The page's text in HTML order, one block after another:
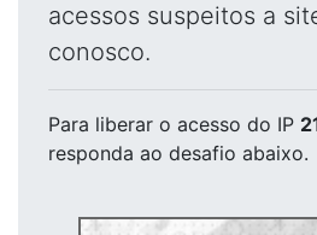
acessos suspeitos a
conosco.
Para liberar o acesso do IP
responda ao desafio abaixo.